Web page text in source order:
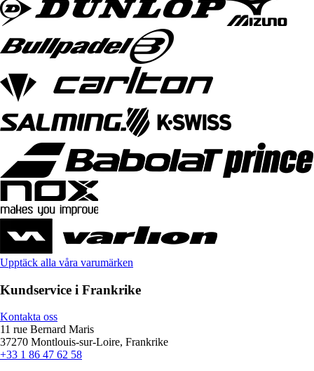
Upptäck alla våra varumärken
Kundservice i Frankrike
Kontakta oss
11 rue Bernard Maris
37270 Montlouis-sur-Loire, Frankrike
+33 1 86 47 62 58